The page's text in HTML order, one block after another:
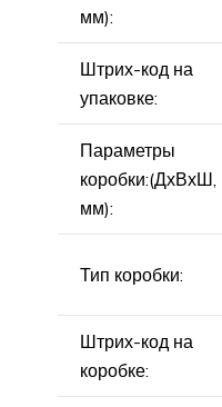
мм):
Штрих-код на
упаковке:
Параметры
коробки:(ДхВхШ,
мм):
Тип коробки:
Штрих-код на
коробке: